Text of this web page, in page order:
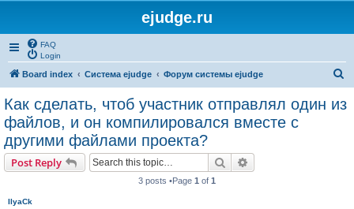
ejudge.ru
FAQ
Login
Board index Система ejudge Форум системы ejudge
a
Как сделать, чтоб участник отправлял один из
файлов, и он компилировался вместе с
другими файлами проекта?
Post Reply Search
3 posts •Page 1 of 1
IlyaCk